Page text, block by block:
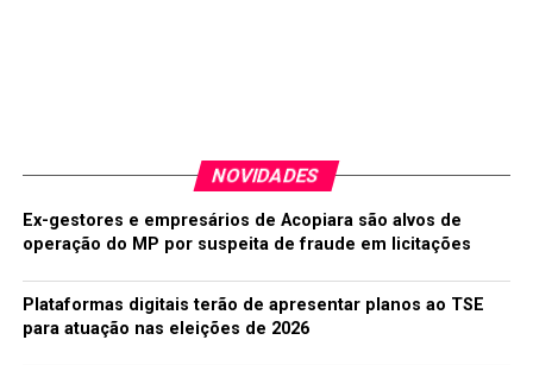
NOVIDADES
Ex-gestores e empresários de Acopiara são alvos de
operação do MP por suspeita de fraude em licitações
Plataformas digitais terão de apresentar planos ao TSE
para atuação nas eleições de 2026